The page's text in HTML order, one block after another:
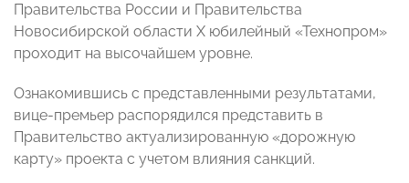
Правительства России и Правительства
Новосибирской области Х юбилейный «Технопром»
проходит на высочайшем уровне.
Ознакомившись с представленными результатами,
вице-премьер распорядился представить в
Правительство актуализированную «дорожную
карту» проекта с учетом влияния санкций.